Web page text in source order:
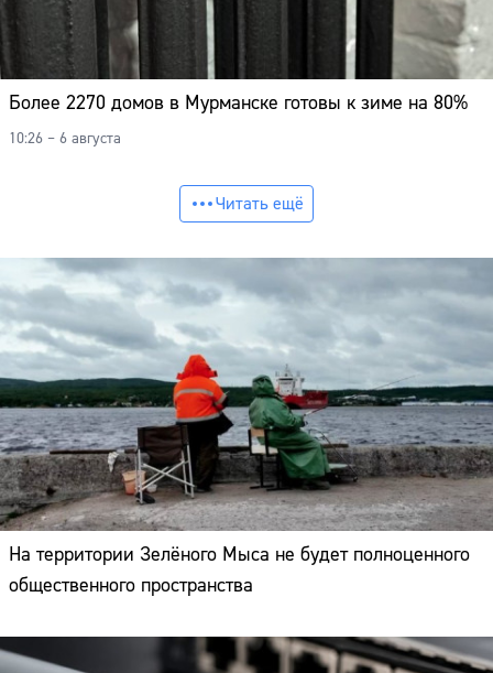
Более 2270 домов в Мурманске готовы к зиме на 80%
10:26 – 6 августа
Читать ещё
На территории Зелёного Мыса не будет полноценного
общественного пространства